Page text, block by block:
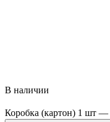
В наличии
Коробка (картон) 1 шт —